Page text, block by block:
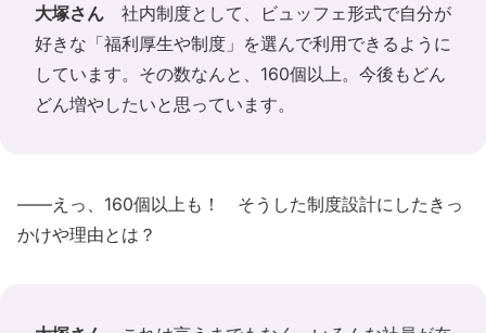
大塚さん 社内制度として、ビュッフェ形式で自分が
好きな「福利厚生や制度」を選んで利用できるように
しています。その数なんと、160個以上。今後もどん
どん増やしたいと思っています。
――えっ、160個以上も！ そうした制度設計にしたきっ
かけや理由とは？